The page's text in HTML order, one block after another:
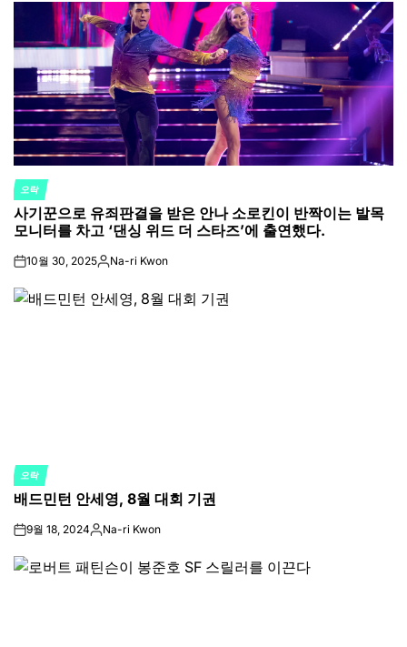
POSTED
IN
오락
사기꾼으로 유죄판결을 받은 안나 소로킨이 반짝이는 발목
모니터를 차고 ‘댄싱 위드 더 스타즈’에 출연했다.
on10월 30, 2025Posted
Na-ri Kwon
POSTED
IN
오락
배드민턴 안세영, 8월 대회 기권
on9월 18, 2024Posted
Na-ri Kwon